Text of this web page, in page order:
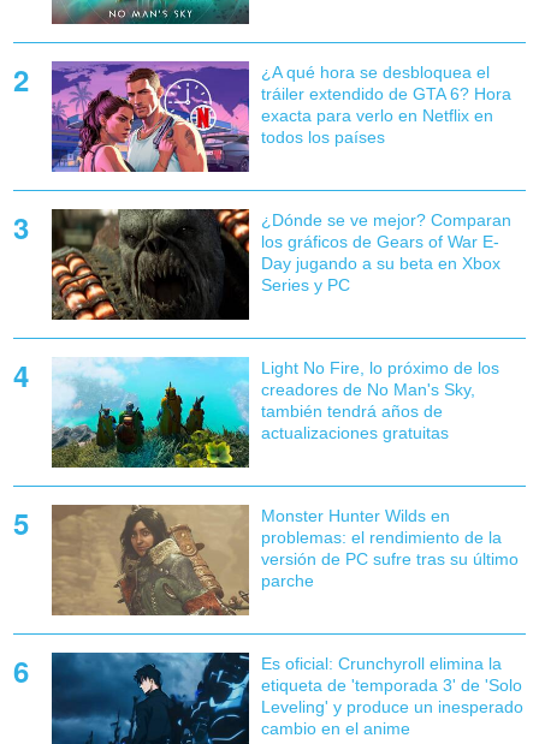
¿A qué hora se desbloquea el
tráiler extendido de GTA 6? Hora
exacta para verlo en Netflix en
todos los países
¿Dónde se ve mejor? Comparan
los gráficos de Gears of War E-
Day jugando a su beta en Xbox
Series y PC
Light No Fire, lo próximo de los
creadores de No Man's Sky,
también tendrá años de
actualizaciones gratuitas
Monster Hunter Wilds en
problemas: el rendimiento de la
versión de PC sufre tras su último
parche
Es oficial: Crunchyroll elimina la
etiqueta de 'temporada 3' de 'Solo
Leveling' y produce un inesperado
cambio en el anime